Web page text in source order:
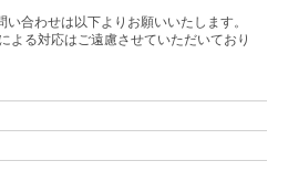
合わせは以下よりお願いいたします。
よる対応はご遠慮させていただいており